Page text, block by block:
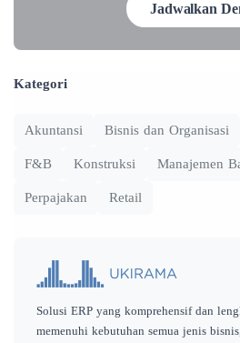
Jadwalkan
Kategori
Akuntansi Bisnis dan Organisasi
F&B Konstruksi Manajemen
Perpajakan Retail
Solusi ERP yang komprehensif dan
memenuhi kebutuhan semua jenis